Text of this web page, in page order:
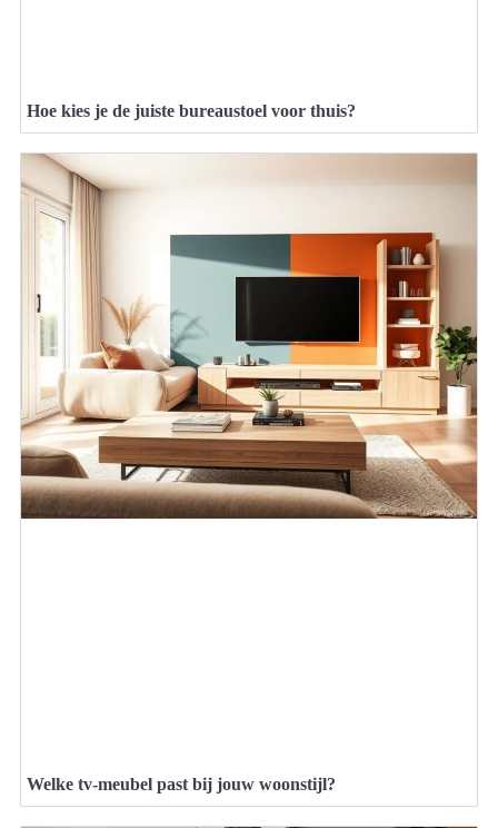
Hoe kies je de juiste bureaustoel voor thuis?
Welke tv-meubel past bij jouw woonstijl?